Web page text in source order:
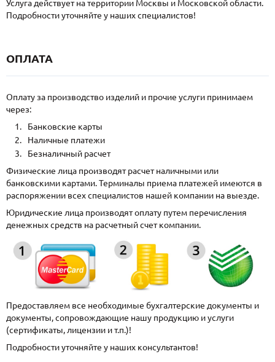
Услуга действует на территории Москвы и Московской области.
Подробности уточняйте у наших специалистов!
ОПЛАТА
Оплату за производство изделий и прочие услуги принимаем
через:
Банковские карты
Наличные платежи
Безналичный расчет
Физические лица производят расчет наличными или
банковскими картами. Терминалы приема платежей имеются в
распоряжении всех специалистов нашей компании на выезде.
Юридические лица производят оплату путем перечисления
денежных средств на расчетный счет компании.
Предоставляем все необходимые бухгалтерские документы и
документы, сопровождающие нашу продукцию и услуги
(сертификаты, лицензии и т.п.)!
Подробности уточняйте у наших консультантов!